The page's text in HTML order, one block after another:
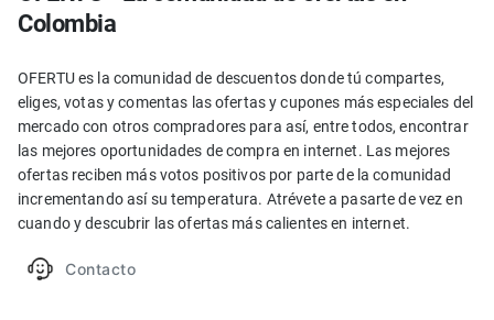
Colombia
OFERTU es la comunidad de descuentos donde tú compartes,
eliges, votas y comentas las ofertas y cupones más especiales del
mercado con otros compradores para así, entre todos, encontrar
las mejores oportunidades de compra en internet. Las mejores
ofertas reciben más votos positivos por parte de la comunidad
incrementando así su temperatura. Atrévete a pasarte de vez en
cuando y descubrir las ofertas más calientes en internet.
Contacto